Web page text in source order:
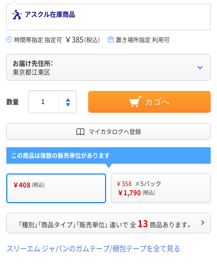
アスクル在庫商品
時間帯指定 指定可 ￥385（税込） 置き場所指定 利用可
お届け先住所：
東京都江東区
数量 カゴへ
マイカタログへ登録
この商品は複数の販売単位があります
￥408 (税込) ￥358 ×5パック
￥1,790 (税込)
「種別」「商品タイプ」「販売単位」 違いで 全 13 商品あります。
スリーエム ジャパンのガムテープ/梱包テープを全て見る